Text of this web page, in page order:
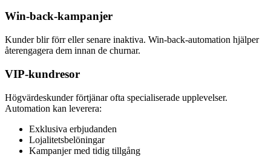
Win-back-kampanjer
Kunder blir förr eller senare inaktiva. Win-back-automation hjälper
återengagera dem innan de churnar.
VIP-kundresor
Högvärdeskunder förtjänar ofta specialiserade upplevelser.
Automation kan leverera:
Exklusiva erbjudanden
Lojalitetsbelöningar
Kampanjer med tidig tillgång